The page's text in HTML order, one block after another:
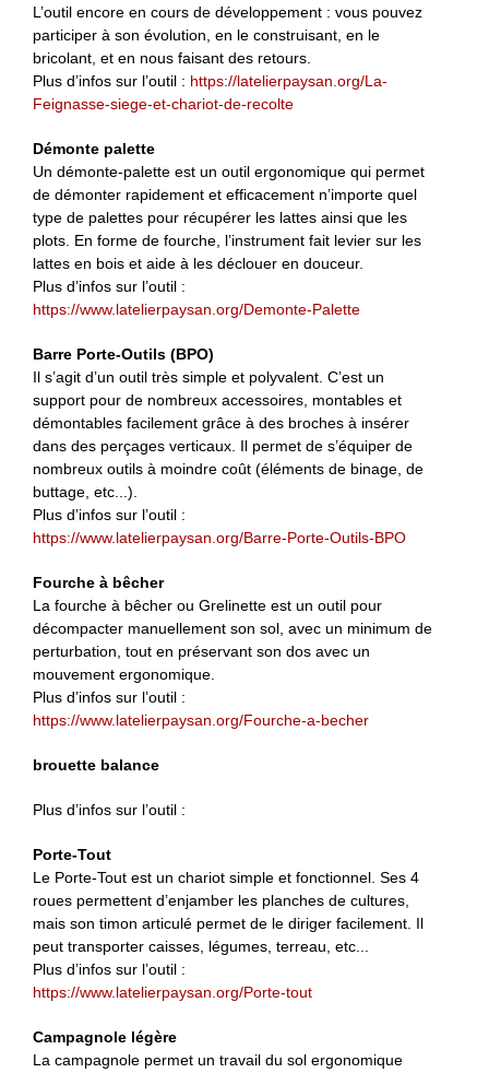
L’outil encore en cours de développement : vous pouvez
participer à son évolution, en le construisant, en le
bricolant, et en nous faisant des retours.
Plus d’infos sur l’outil : https://latelierpaysan.org/La-
Feignasse-siege-et-chariot-de-recolte
Démonte palette
Un démonte-palette est un outil ergonomique qui permet
de démonter rapidement et efficacement n’importe quel
type de palettes pour récupérer les lattes ainsi que les
plots. En forme de fourche, l’instrument fait levier sur les
lattes en bois et aide à les déclouer en douceur.
Plus d’infos sur l’outil :
https://www.latelierpaysan.org/Demonte-Palette
Barre Porte-Outils (BPO)
Il s’agit d’un outil très simple et polyvalent. C’est un
support pour de nombreux accessoires, montables et
démontables facilement grâce à des broches à insérer
dans des perçages verticaux. Il permet de s’équiper de
nombreux outils à moindre coût (éléments de binage, de
buttage, etc...).
Plus d’infos sur l’outil :
https://www.latelierpaysan.org/Barre-Porte-Outils-BPO
Fourche à bêcher
La fourche à bêcher ou Grelinette est un outil pour
décompacter manuellement son sol, avec un minimum de
perturbation, tout en préservant son dos avec un
mouvement ergonomique.
Plus d’infos sur l’outil :
https://www.latelierpaysan.org/Fourche-a-becher
brouette balance
Plus d’infos sur l’outil :
Porte-Tout
Le Porte-Tout est un chariot simple et fonctionnel. Ses 4
roues permettent d’enjamber les planches de cultures,
mais son timon articulé permet de le diriger facilement. Il
peut transporter caisses, légumes, terreau, etc...
Plus d’infos sur l’outil :
https://www.latelierpaysan.org/Porte-tout
Campagnole légère
La campagnole permet un travail du sol ergonomique